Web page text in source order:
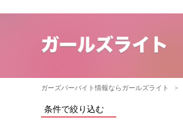
ガーズバーバイト情報ならガールズライト >
条件で絞り込む